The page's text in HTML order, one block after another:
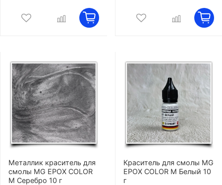
Металлик краситель для
смолы MG EPOX COLOR
M Серебро 10 г
Краситель для смолы MG
EPOX COLOR M Белый 10
г